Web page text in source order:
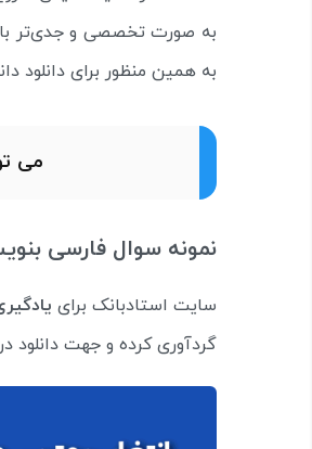
به صورت تخصصی و جدی‌تر با
به همین منظور برای
می
نمونه سوال فارسی
سایت استادبانک برای
گردآوری کرده و جهت دانلود